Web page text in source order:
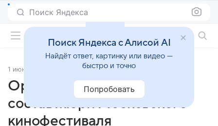
Поиск Яндекса
1 июня 2017 Источник:Lenta.Ru
Орнелла Мути вошла в
состав жюри Московского
кинофестиваля
Поиск Яндекса с Алисой AI
Найдёт ответ, картинку или видео —
быстро и точно
Попробовать